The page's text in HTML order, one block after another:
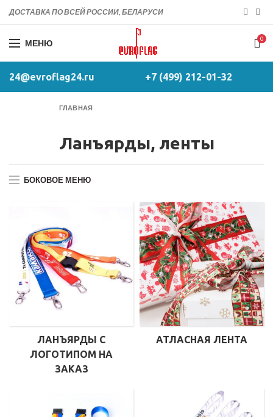
ДОСТАВКА ПО ВСЕЙ РОССИИ, БЕЛАРУСИ
МЕНЮ 0
24@evroflag24.ru +7 (499) 212-01-32
ГЛАВНАЯ
Ланъярды, ленты
БОКОВОЕ МЕНЮ
ЛАНЪЯРДЫ С
ЛОГОТИПОМ НА
ЗАКАЗ
АТЛАСНАЯ ЛЕНТА